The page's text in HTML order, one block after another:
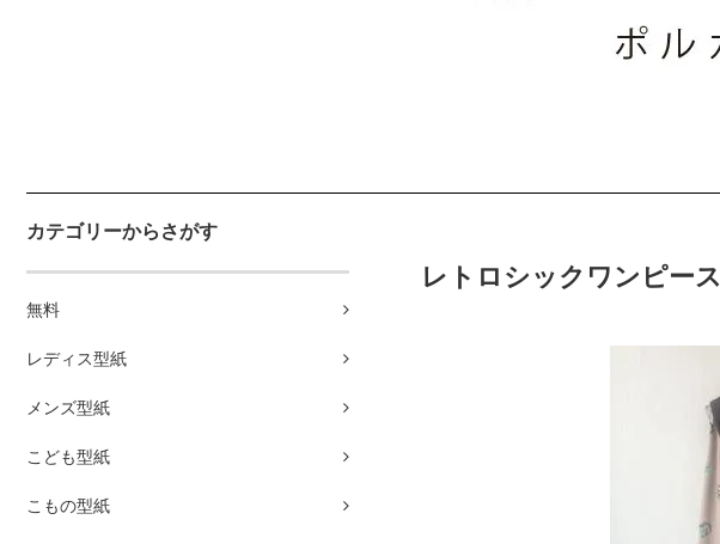
カテゴリーからさがす
無料
レディス型紙
メンズ型紙
こども型紙
こもの型紙
レトロシックワンピース